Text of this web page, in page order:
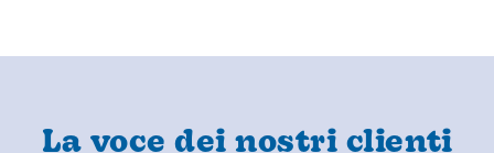
La voce dei nostri clienti